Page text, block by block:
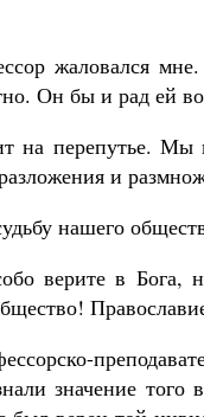
жаловался
Он бы и рад ей
на перепутье.
и
нашего
верите в Бога,
значение